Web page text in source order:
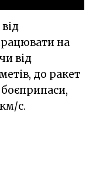
на
від
до ракет
с.